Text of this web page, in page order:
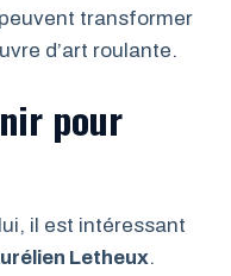
transformer
d’art roulante.
pour
il est intéressant
Letheux.